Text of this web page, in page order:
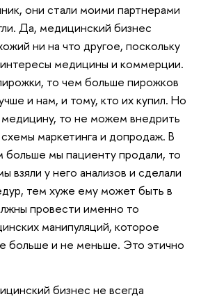
они стали моими партнерами
Да, медицинский бизнес
ни на что другое, поскольку
интересы медицины и коммерции.
то чем больше пирожков
и нам, и тому, кто их купил. Но
то не можем внедрить
маркетинга и допродаж. В
больше мы пациенту продали, то
взяли у него анализов и сделали
тем хуже ему может быть в
провести именно то
манипуляций, которое
больше и не меньше. Это этично
бизнес не всегда